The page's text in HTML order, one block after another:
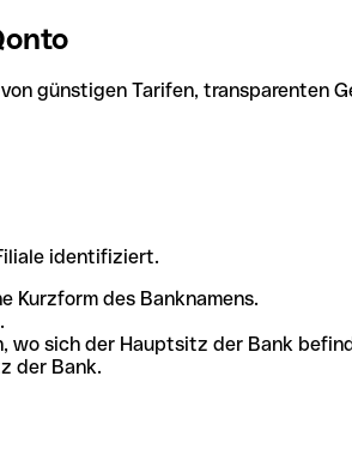
günstigen Tarifen, transparenten
identifiziert.
Kurzform des Banknamens.
wo sich der Hauptsitz der Bank
der Bank.